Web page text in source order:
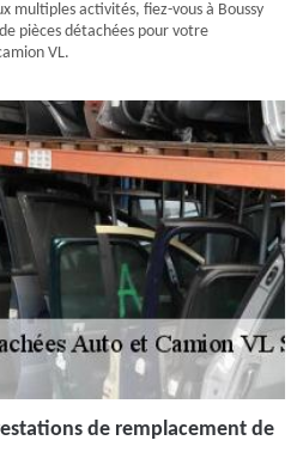
multiples activités, fiez-vous à Boussy
pièces détachées pour votre
VL.
de remplacement de